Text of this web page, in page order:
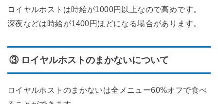
ロイヤルホストは時給が1000円以上なので高めです。
深夜などは時給が1400円ほどになる場合があります。
③ ロイヤルホストのまかないについて
ロイヤルホストのまかないは全メニュー60%オフで食べ